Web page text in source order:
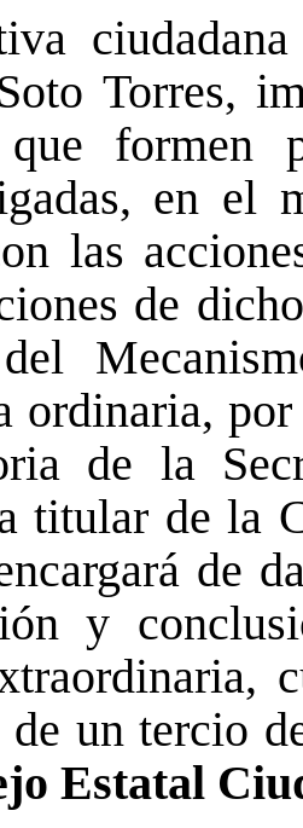
Torres,
que formen
en el
las
de
ordinaria,
de la
titular de la
de
y
de un tercio
Estatal